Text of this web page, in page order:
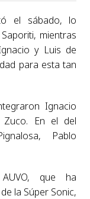
el sábado, lo
mientras
y Luis de
para esta tan
Ignacio
Zuco. En el del
Pablo
que ha
la Súper Sonic,